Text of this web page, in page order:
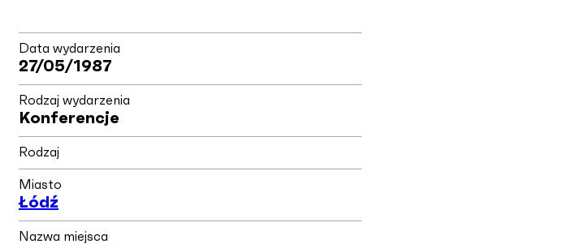
Data wydarzenia
27/05/1987
Rodzaj wydarzenia
Konferencje
Rodzaj
Miasto
Łódź
Nazwa miejsca